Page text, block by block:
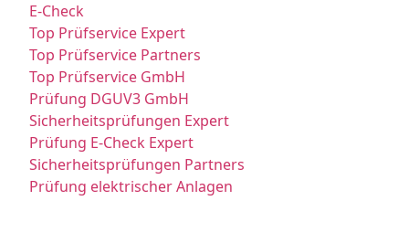
E-Check
Top Prüfservice Expert
Top Prüfservice Partners
Top Prüfservice GmbH
Prüfung DGUV3 GmbH
Sicherheitsprüfungen Expert
Prüfung E-Check Expert
Sicherheitsprüfungen Partners
Prüfung elektrischer Anlagen